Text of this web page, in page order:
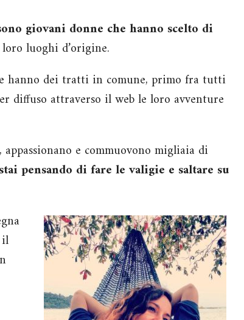
giovani donne che hanno scelto di
luoghi d’origine.
hanno dei tratti in comune, primo fra tutti
diffuso attraverso il web le loro avventure
e commuovono migliaia di
pensando di fare le valigie e saltare su